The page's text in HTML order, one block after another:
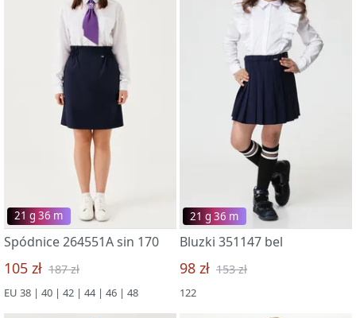
21 g 36 m
Spódnice 264551A sin 170
105 zł 187 zł
EU 38 | 40 | 42 | 44 | 46 | 48
21 g 36 m
Bluzki 351147 bel
98 zł 153 zł
122